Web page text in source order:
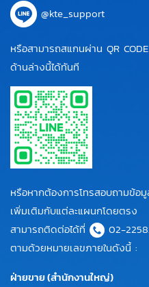
@kte_support
หรือสามารถสแกนผ่าน QR CODE
ด้านล่างนี้ได้ทันที
หรือหากต้องการโทรสอบถามข้อ
เพิ่มเติมกับแต่ละแผนกโดยตรง
สามารถติดต่อได้ที่
02-
ตามด้วยหมายเลขภายในดังนี้ :
ฝ่ายขาย (สำนักงานใหญ่)